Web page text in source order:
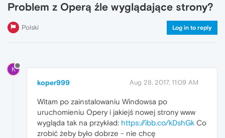
Problem z Operą źle wyglądające strony?
Polski Log in to reply
K
koper999 Aug 28, 2017, 11:09 AM
Witam po zainstalowaniu Windowsa po
uruchomieniu Opery i jakiejś nowej strony www
wygląda tak na przykład: https://ibb.co/kDshGk Co
zrobić żeby było dobrze - nie chcę